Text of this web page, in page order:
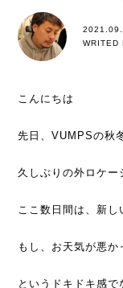
WRITED
こんにちは
先日、VUMPSの秋
久しぶりの外ロケー
ここ数日間は、新
もし、お天気が悪か
というドキドキ感